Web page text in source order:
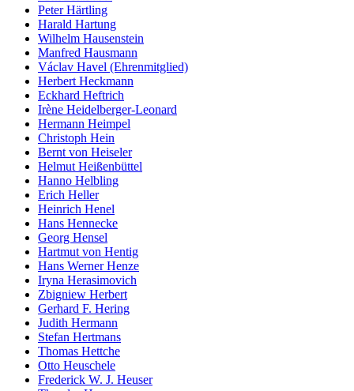
Peter Härtling
Harald Hartung
Wilhelm Hausenstein
Manfred Hausmann
Václav Havel (Ehrenmitglied)
Herbert Heckmann
Eckhard Heftrich
Irène Heidelberger-Leonard
Hermann Heimpel
Christoph Hein
Bernt von Heiseler
Helmut Heißenbüttel
Hanno Helbling
Erich Heller
Heinrich Henel
Hans Hennecke
Georg Hensel
Hartmut von Hentig
Hans Werner Henze
Iryna Herasimovich
Zbigniew Herbert
Gerhard F. Hering
Judith Hermann
Stefan Hertmans
Thomas Hettche
Otto Heuschele
Frederick W. J. Heuser